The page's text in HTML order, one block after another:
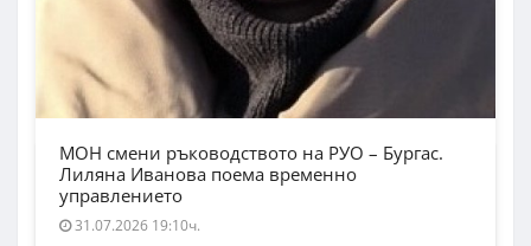
МОН смени ръководството на РУО – Бургас.
Лиляна Иванова поема временно
управлението
31.07.2026 19:10ч.